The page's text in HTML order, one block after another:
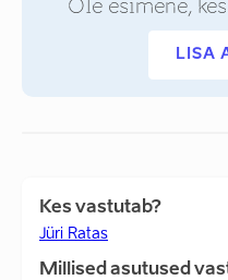
Ole esimene,
LISA
Kes vastutab?
Jüri Ratas
Millised asutused